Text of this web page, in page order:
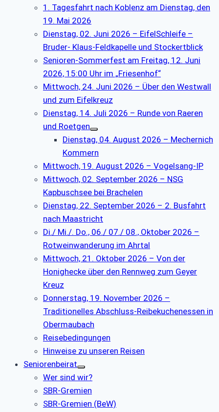
1. Tagesfahrt nach Koblenz am Dienstag, den
19. Mai 2026
Dienstag, 02. Juni 2026 – EifelSchleife –
Bruder- Klaus-Feldkapelle und Stockertblick
Senioren-Sommerfest am Freitag, 12. Juni
2026, 15:00 Uhr im „Friesenhof“
Mittwoch, 24. Juni 2026 – Über den Westwall
und zum Eifelkreuz
Dienstag, 14. Juli 2026 – Runde von Raeren
und Roetgen
Dienstag, 04. August 2026 – Mechernich
Kommern
Mittwoch, 19. August 2026 – Vogelsang-IP
Mittwoch, 02. September 2026 – NSG
Kapbuschsee bei Brachelen
Dienstag, 22. September 2026 – 2. Busfahrt
nach Maastricht
Di./ Mi./. Do., 06./ 07./ 08., Oktober 2026 –
Rotweinwanderung im Ahrtal
Mittwoch, 21. Oktober 2026 – Von der
Honighecke über den Rennweg zum Geyer
Kreuz
Donnerstag, 19. November 2026 –
Traditionelles Abschluss-Reibekuchenessen in
Obermaubach
Reisebedingungen
Hinweise zu unseren Reisen
Seniorenbeirat
Wer sind wir?
SBR-Gremien
SBR-Gremien (BeW)